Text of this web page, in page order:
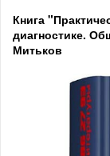
Книга
диагностике.
Митьков